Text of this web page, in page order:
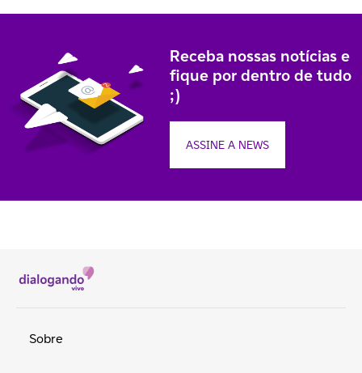
Receba nossas notícias e
fique por dentro de tudo
;)
ASSINE A NEWS
Sobre